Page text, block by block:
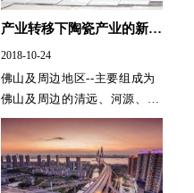
产业转移下陶瓷产业的新版
图
2018-10-24
佛山及周边地区--主要组成为
佛山及周边的清远、河源、肇
庆等广东产区，年产量约24亿
平方米，占全国...